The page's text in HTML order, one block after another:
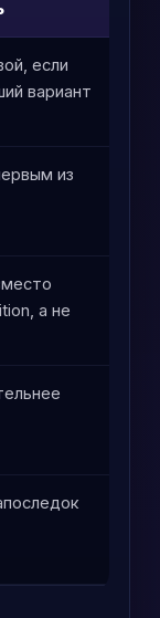
если
вариант
из
а не